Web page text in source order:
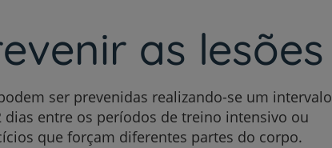
as lesões
ser prevenidas realizando-se um intervalo
entre os períodos de treino intensivo ou
que forçam diferentes partes do corpo.